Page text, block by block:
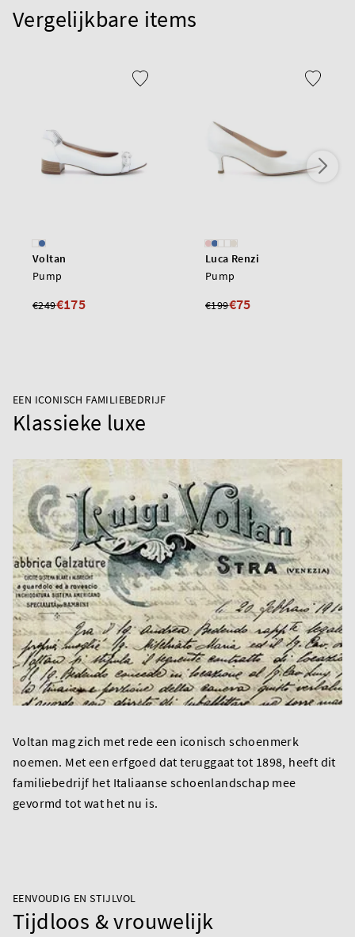
Vergelijkbare items
Voltan
Pump
€249€175
Luca Renzi
Pump
€199€75
EEN ICONISCH FAMILIEBEDRIJF
Klassieke luxe
Voltan mag zich met rede een iconisch schoenmerk
noemen. Met een erfgoed dat teruggaat tot 1898, heeft dit
familiebedrijf het Italiaanse schoenlandschap mee
gevormd tot wat het nu is.
EENVOUDIG EN STIJLVOL
Tijdloos & vrouwelijk